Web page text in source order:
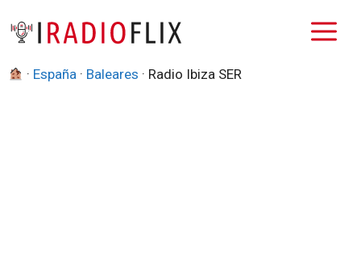
· España · Baleares · Radio Ibiza SER